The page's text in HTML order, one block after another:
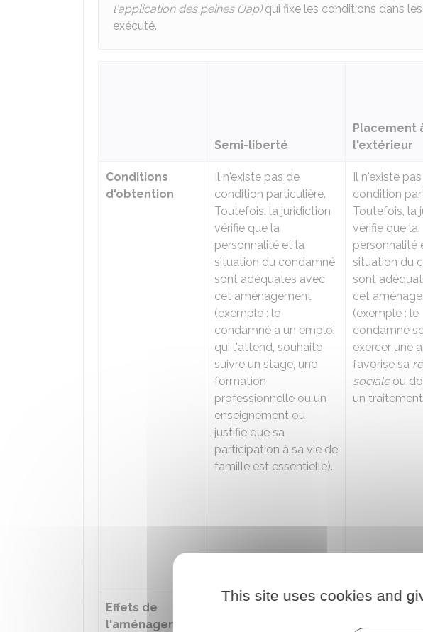
l'application des peines (Jap)qui fixe les conditions dans
exécuté.
Semi-liberté
Placement
l'extérieur
Conditions
d'obtention
Il n'existe pas de
condition particulière.
Toutefois, la juridiction
vérifie que la
personnalité et la
situation du condamné
sont adéquates avec
cet aménagement
(exemple : le
condamné a un emploi
qui l'attend, souhaite
suivre un stage, une
formation
professionnelle ou un
enseignement ou
justifie que sa
participation à sa vie de
famille est essentielle).
Il n'existe
condition
Toutefois, la
vérifie que la
personnalité
situation du
sont
cet
(exemple : le
condamné
exercer une
favorise sa
socialeou
un
Effets de
l'aménagement
Si le
This site uses cookies and